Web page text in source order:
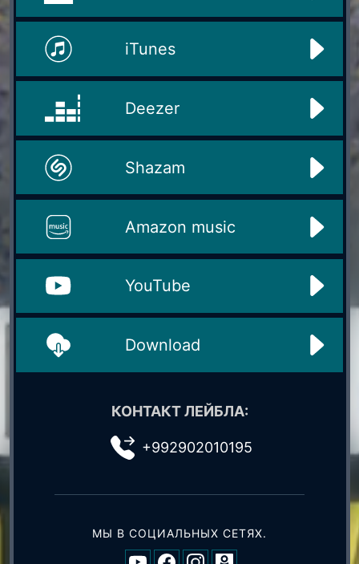
iTunes
Deezer
Shazam
Amazon music
YouTube
Download
КОНТАКТ ЛЕЙБЛА:
+992902010195
МЫ В СОЦИАЛЬНЫХ СЕТЯХ.